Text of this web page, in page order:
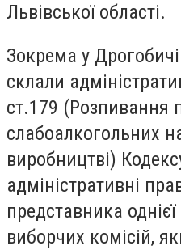
Львівської області.
Зокрема у
склали
ст.179 (Розпивання
слабоалкогольних
виробництві)
адміністративні
представника
виборчих комісій,